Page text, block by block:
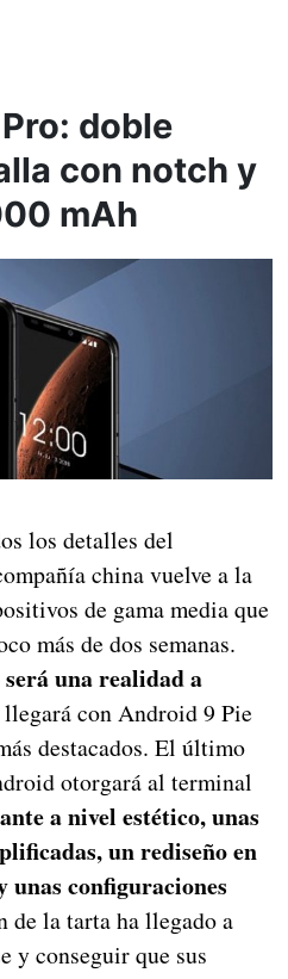
doble
con notch y
mAh
los detalles del
china vuelve a la
de gama media que
más de dos semanas.
una realidad a
con Android 9 Pie
destacados. El último
otorgará al terminal
a nivel estético, unas
un rediseño en
unas configuraciones
de la tarta ha llegado a
y conseguir que sus